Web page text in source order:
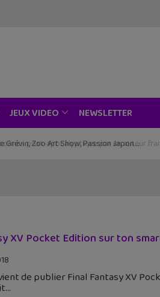
JEUX VIDEO NEWSLETTER
Grévin, Zoo Art Show, Passion Japon…
XV Pocket Edition sur ton
de publier Final Fantasy XV